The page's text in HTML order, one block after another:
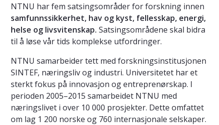
NTNU har fem satsingsområder for forskning innen
samfunnssikkerhet, hav og kyst, fellesskap, energi,
helse og livsvitenskap. Satsingsområdene skal bidra
til å løse vår tids komplekse utfordringer.
NTNU samarbeider tett med forskningsinstitusjonen
SINTEF, næringsliv og industri. Universitetet har et
sterkt fokus på innovasjon og entreprenørskap. I
perioden 2005–2015 samarbeidet NTNU med
næringslivet i over 10 000 prosjekter. Dette omfattet
om lag 1 200 norske og 760 internasjonale selskaper.